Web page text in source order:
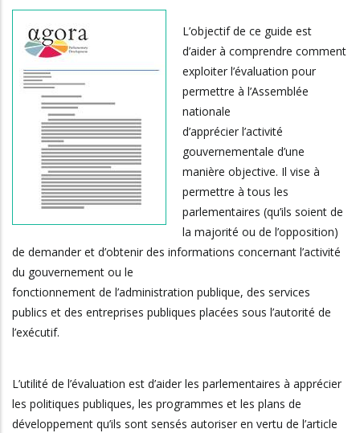
L’objectif de ce guide est
d’aider à comprendre comment
exploiter l’évaluation pour
permettre à l’Assemblée
nationale
d’apprécier l’activité
gouvernementale d’une
manière objective. Il vise à
permettre à tous les
parlementaires (qu’ils soient de
la majorité ou de l’opposition)
de demander et d’obtenir des informations concernant l’activité
du gouvernement ou le
fonctionnement de l’administration publique, des services
publics et des entreprises publiques placées sous l’autorité de
l’exécutif.
L’utilité de l’évaluation est d’aider les parlementaires à apprécier
les politiques publiques, les programmes et les plans de
développement qu’ils sont sensés autoriser en vertu de l’article